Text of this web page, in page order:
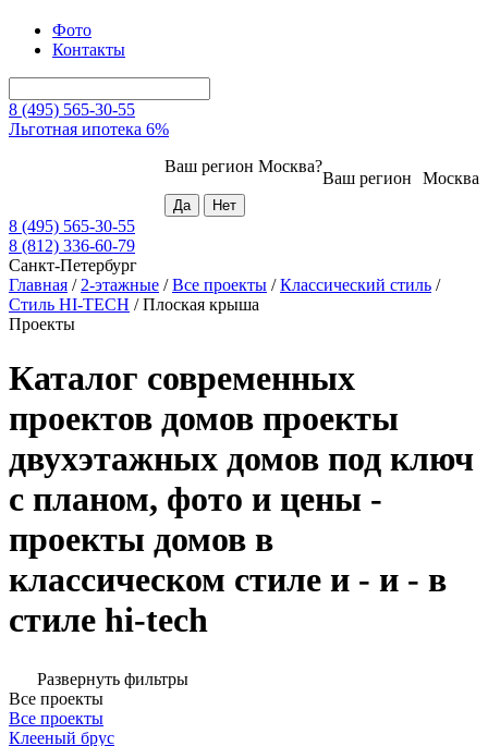
Фото
Контакты
8 (495) 565-30-55
Льготная ипотека 6%
Москва
Ваш регион
Ваш регион Москва?
8 (495) 565-30-55
8 (812) 336-60-79
Санкт-Петербург
Главная / 2-этажные /Все проекты /Классический стиль /
Стиль HI-TECH /Плоская крыша
Проекты
Каталог современных
проектов домов проекты
двухэтажных домов под ключ
с планом, фото и цены -
проекты домов в
классическом стиле и - и - в
стиле hi-tech
Развернуть фильтры
Все проекты
Все проекты
Клееный брус